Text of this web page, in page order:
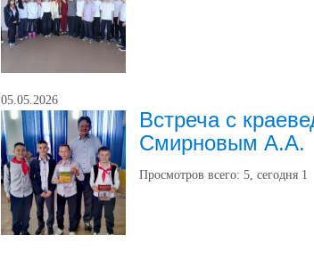
05.05.2026
Встреча с
Смирновым А.А.
Просмотров всего: 5, сегодня 1